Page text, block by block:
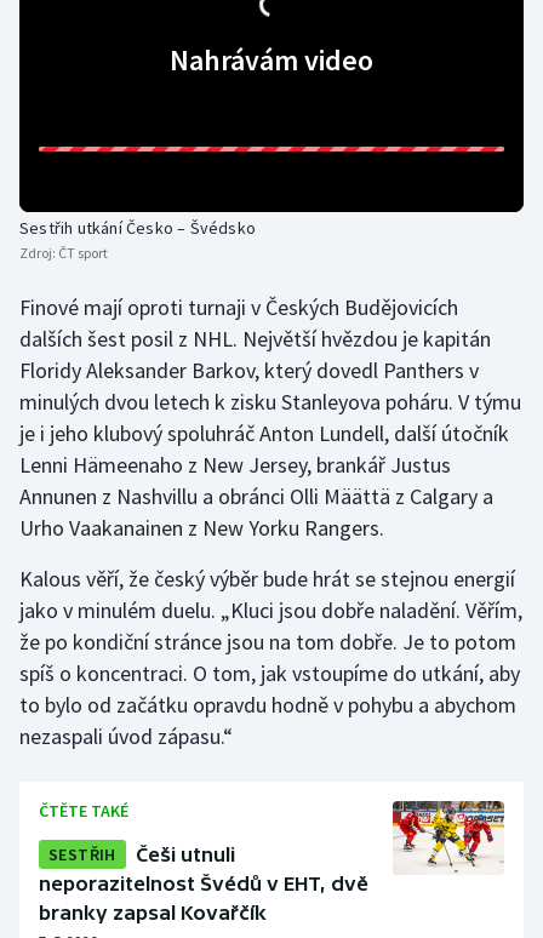
Plážový volejbal
Rychlostní kanoistika
Short track
Sportovní střelba
Stolní tenis
Triatlon
Veslování
Vodní slalom
Volejbal
Ostatní
Nahrávám video
Sestřih utkání Česko – Švédsko
Zdroj: ČT sport
Finové mají oproti turnaji v Českých Budějovicích
dalších šest posil z NHL. Největší hvězdou je kapitán
Floridy Aleksander Barkov, který dovedl Panthers v
minulých dvou letech k zisku Stanleyova poháru. V týmu
je i jeho klubový spoluhráč Anton Lundell, další útočník
Lenni Hämeenaho z New Jersey, brankář Justus
Annunen z Nashvillu a obránci Olli Määttä z Calgary a
Urho Vaakanainen z New Yorku Rangers.
Kalous věří, že český výběr bude hrát se stejnou energií
jako v minulém duelu. „Kluci jsou dobře naladění. Věřím,
že po kondiční stránce jsou na tom dobře. Je to potom
spíš o koncentraci. O tom, jak vstoupíme do utkání, aby
to bylo od začátku opravdu hodně v pohybu a abychom
nezaspali úvod zápasu.“
ČTĚTE TAKÉ
SESTŘIH
Češi utnuli
neporazitelnost Švédů v EHT, dvě
branky zapsal Kovařčík